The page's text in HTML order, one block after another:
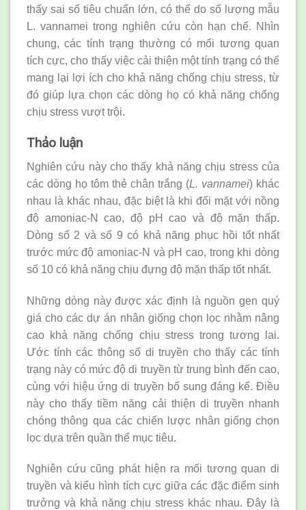
thấy sai số tiêu chuẩn lớn, có thể do số lượng mẫu
L. vannamei trong nghiên cứu còn hạn chế. Nhìn
chung, các tính trạng thường có mối tương quan
tích cực, cho thấy việc cải thiện một tính trạng có thể
mang lại lợi ích cho khả năng chống chịu stress, từ
đó giúp lựa chọn các dòng họ có khả năng chống
chịu stress vượt trội.
Thảo luận
Nghiên cứu này cho thấy khả năng chịu stress của
các dòng họ tôm thẻ chân trắng (L. vannamei) khác
nhau là khác nhau, đặc biệt là khi đối mặt với nồng
độ amoniac-N cao, độ pH cao và độ mặn thấp.
Dòng số 2 và số 9 có khả năng phục hồi tốt nhất
trước mức độ amoniac-N và pH cao, trong khi dòng
số 10 có khả năng chịu đựng độ mặn thấp tốt nhất.
Những dòng này được xác định là nguồn gen quý
giá cho các dự án nhân giống chọn lọc nhằm nâng
cao khả năng chống chịu stress trong tương lai.
Ước tính các thông số di truyền cho thấy các tính
trạng này có mức độ di truyền từ trung bình đến cao,
cùng với hiệu ứng di truyền bổ sung đáng kể. Điều
này cho thấy tiềm năng cải thiện di truyền nhanh
chóng thông qua các chiến lược nhân giống chọn
lọc dựa trên quần thể mục tiêu.
Nghiên cứu cũng phát hiện ra mối tương quan di
truyền và kiểu hình tích cực giữa các đặc điểm sinh
trưởng và khả năng chịu stress khác nhau. Đây là